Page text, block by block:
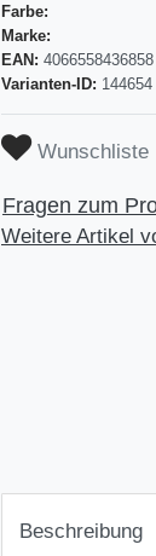
Farbe:
Marke:
EAN: 4066558436858
Varianten-ID: 144654
Wunschliste
Fragen zum
Weitere Artikel
Beschreibung